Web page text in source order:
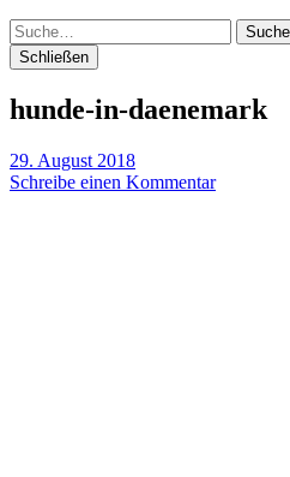
Suche
Schließen
hunde-in-daenemark
29. August 2018
Schreibe einen Kommentar